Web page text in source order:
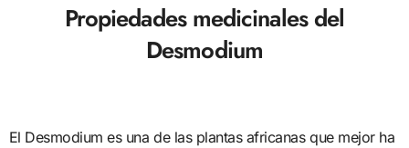
Propiedades medicinales del
Desmodium
El Desmodium es una de las plantas africanas que mejor ha